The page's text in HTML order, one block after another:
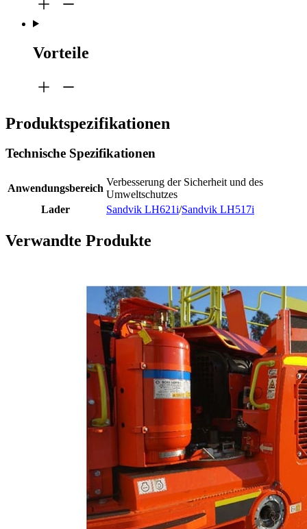
Vorteile
Produktspezifikationen
Technische Spezifikationen
Anwendungsbereich
Verbesserung der Sicherheit und des
Umweltschutzes
Lader
Sandvik LH621i/Sandvik LH517i
Verwandte Produkte